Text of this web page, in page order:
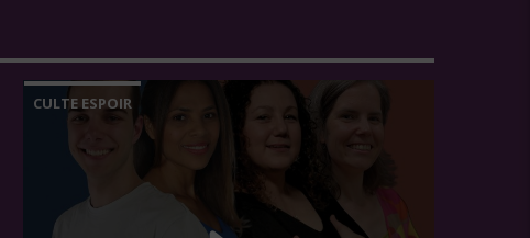
CULTE ESPOIR